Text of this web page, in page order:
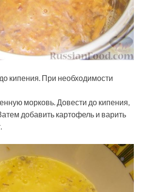
кипения. При необходимости
морковь. Довести до кипения,
добавить картофель и варить